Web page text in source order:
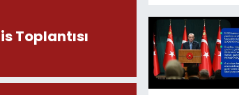
Toplantısı